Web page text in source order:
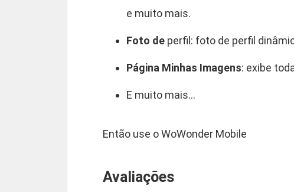
e muito mais.
Foto de perfil: foto de perfil
Página Minhas Imagens: exibe
E muito mais…
Então use o WoWonder Mobile
Avaliações